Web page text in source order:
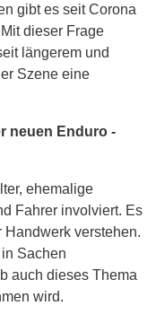
gibt es seit Corona
dieser Frage
längerem und
Szene eine
neuen Enduro -
ehemalige
Fahrer involviert. Es
verstehen.
Sachen
auch dieses Thema
wird.